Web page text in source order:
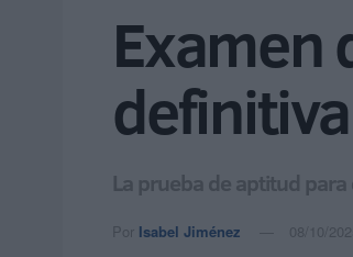
Examen
La prueba de aptitud
Por Isabel Jiménez 08/10/